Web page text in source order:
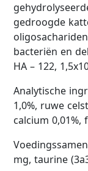
gedroogde
bacteriën en
HA – 122,
Analytische
1,0%, ruwe
calcium 0,01%,
mg, taurine